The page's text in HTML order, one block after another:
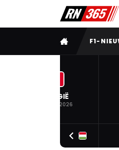
VOLLEDIG MENU
F1-
BELGIË
19 JUL. 2026